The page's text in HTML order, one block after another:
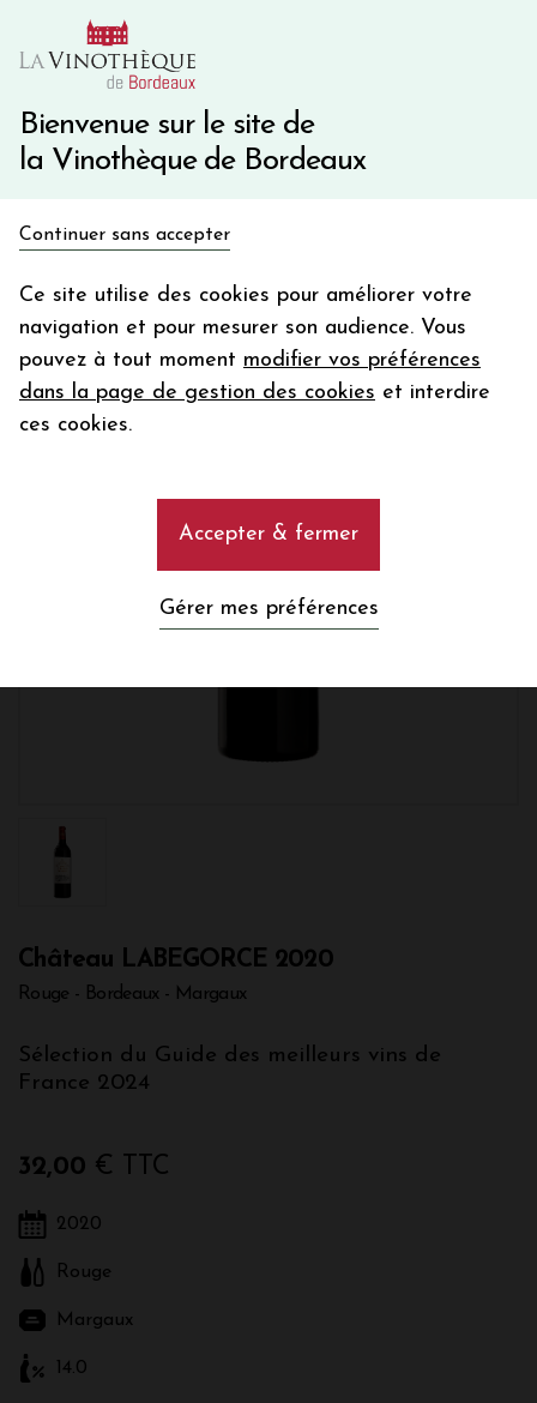
Bienvenue sur le site de
la Vinothèque de Bordeaux
Continuer sans accepter
Ce site utilise des cookies pour améliorer votre
navigation et pour mesurer son audience. Vous
pouvez à tout moment modifier vos préférences
dans la page de gestion des cookies et interdire
ces cookies.
Accepter & fermer
Gérer mes préférences
10€ de remise immédiate sur votre première commande
Une question ?
Château LABEGORCE 2020
Rouge - Bordeaux - Margaux
Sélection du Guide des meilleurs vins de
France 2024
32,00 € TTC
2020
Rouge
Margaux
14.0
en bon d'achat
Votre
email
En m’abonnant, j’accepte de recevoir la newsletter de la